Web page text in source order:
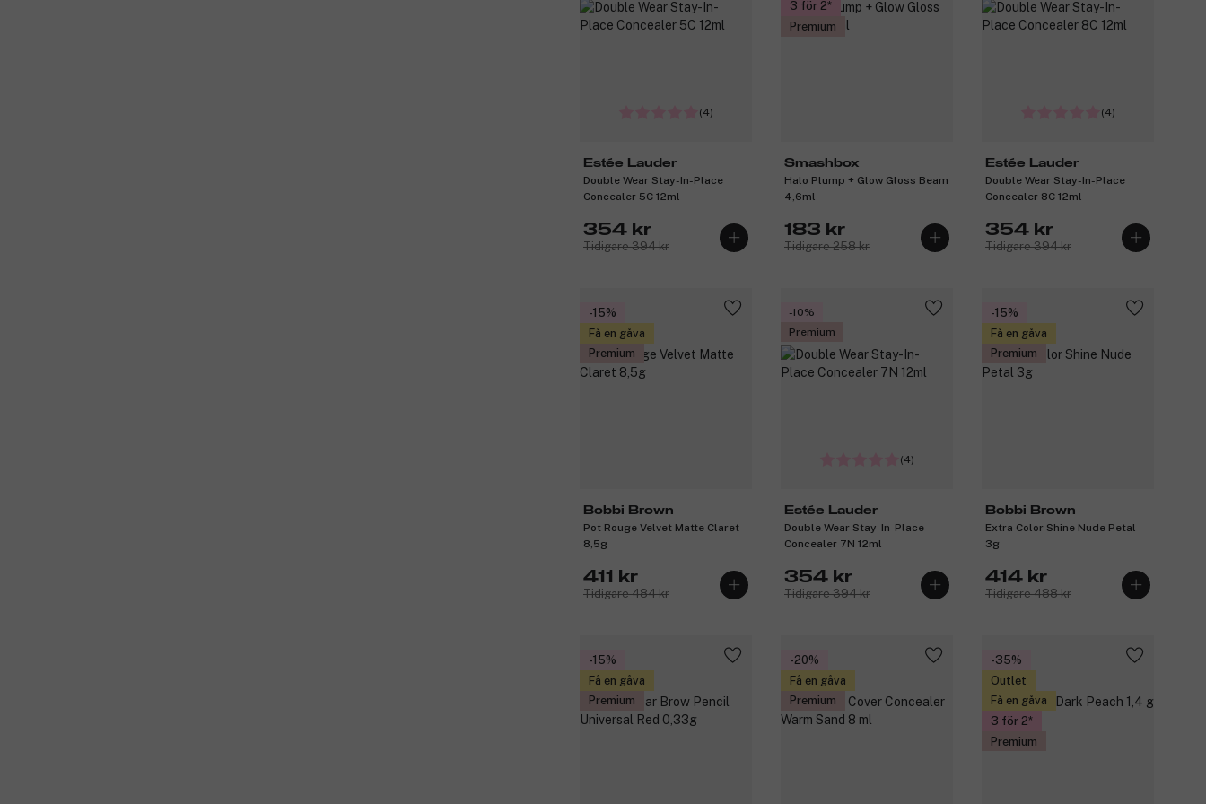
(4)
Estée Lauder
Double Wear Stay-In-Place
Concealer 5C 12ml
354 kr
Tidigare 394 kr
3 för 2
Premium
Smashbox
Halo Plump + Glow Gloss Beam
4,6ml
183 kr
Tidigare 258 kr
(4)
Estée Lauder
Double Wear Stay-In-Place
Concealer 8C 12ml
354 kr
Tidigare 394 kr
-15%
Få en gåva
Premium
Bobbi Brown
Pot Rouge Velvet Matte Claret
8,5g
411 kr
Tidigare 484 kr
-10%
Premium
(4)
Estée Lauder
Double Wear Stay-In-Place
Concealer 7N 12ml
354 kr
Tidigare 394 kr
-15%
Få en gåva
Premium
Bobbi Brown
Extra Color Shine Nude Petal
3g
414 kr
Tidigare 488 kr
-15%
Få en gåva
Premium
-20%
Få en gåva
Premium
-35%
Outlet
Få en gåva
3 för 2
Premium